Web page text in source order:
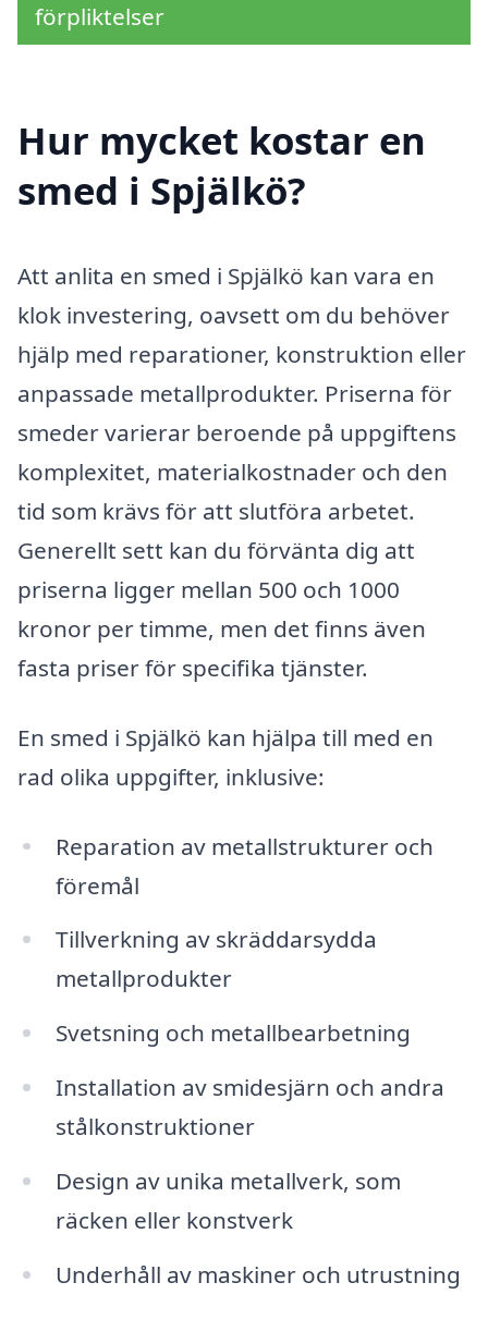
förpliktelser
Hur mycket kostar en
smed i Spjälkö?
Att anlita en smed i Spjälkö kan vara en
klok investering, oavsett om du behöver
hjälp med reparationer, konstruktion eller
anpassade metallprodukter. Priserna för
smeder varierar beroende på uppgiftens
komplexitet, materialkostnader och den
tid som krävs för att slutföra arbetet.
Generellt sett kan du förvänta dig att
priserna ligger mellan 500 och 1000
kronor per timme, men det finns även
fasta priser för specifika tjänster.
En smed i Spjälkö kan hjälpa till med en
rad olika uppgifter, inklusive:
Reparation av metallstrukturer och
föremål
Tillverkning av skräddarsydda
metallprodukter
Svetsning och metallbearbetning
Installation av smidesjärn och andra
stålkonstruktioner
Design av unika metallverk, som
räcken eller konstverk
Underhåll av maskiner och utrustning